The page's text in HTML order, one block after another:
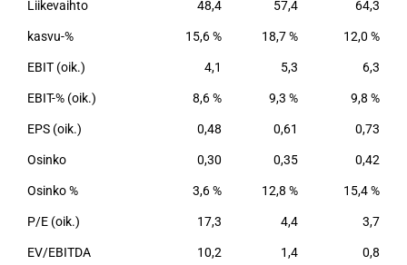
digitalisaatioratkaisut. Siili on yksi Suomen IT-
markkinan keskisuurista toimijoista. Siilin
finanssi, teollisuus ja palvelut sekä autoteollisuus
(ulkomailla). Yhtiöllä on yksiköitä Euroopassa ja
Liikevaihto 48,4 57,4 64,3
kasvu-% 15,6 % 18,7 % 12,0 %
EBIT (oik.) 4,1 5,3 6,3
EBIT-% (oik.) 8,6 % 9,3 % 9,8 %
EPS (oik.) 0,48 0,61 0,73
Osinko 0,30 0,35 0,42
Osinko % 3,6 % 12,8 % 15,4 %
P/E (oik.) 17,3 4,4 3,7
EV/EBITDA 10,2 1,4 0,8